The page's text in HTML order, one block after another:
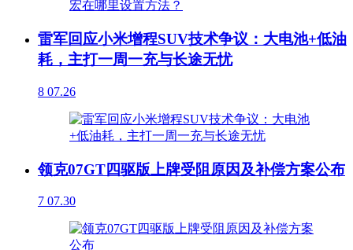
雷军回应小米增程SUV技术争议：大电池+低油
耗，主打一周一充与长途无忧
8 07.26
领克07GT四驱版上牌受阻原因及补偿方案公布
7 07.30